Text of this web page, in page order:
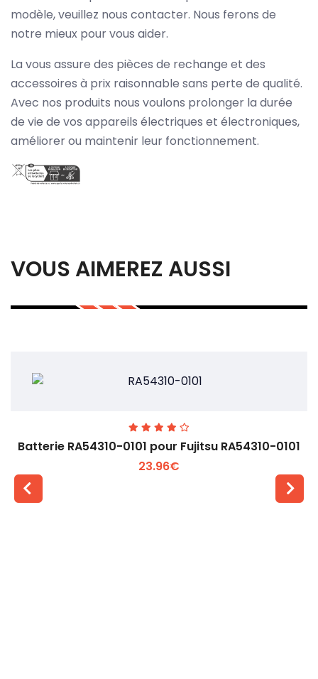
modèle, veuillez nous contacter. Nous ferons de
notre mieux pour vous aider.
La vous assure des pièces de rechange et des
accessoires à prix raisonnable sans perte de qualité.
Avec nos produits nous voulons prolonger la durée
de vie de vos appareils électriques et électroniques,
améliorer ou maintenir leur fonctionnement.
VOUS AIMEREZ AUSSI
Batterie RA54310-0101 pour Fujitsu RA54310-0101
23.96€